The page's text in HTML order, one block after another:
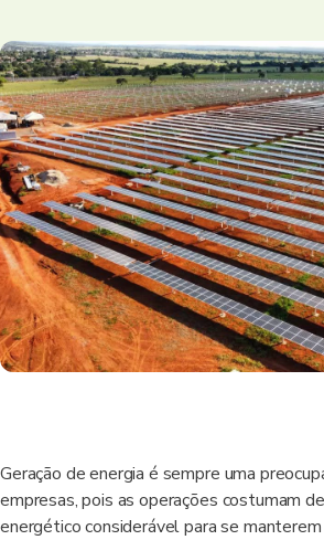
Geração de energia é sempre uma
empresas, pois as operações costumam
energético considerável para se